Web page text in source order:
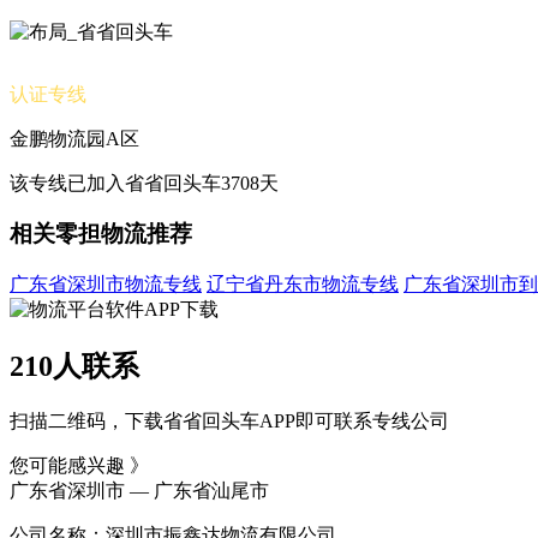
认证专线
金鹏物流园A区
该专线已加入省省回头车3708天
相关零担物流推荐
广东省深圳市物流专线 辽宁省丹东市物流专线 广东省深圳市
210人联系
扫描二维码，下载省省回头车APP即可联系专线公司
您可能感兴趣 》
广东省深圳市 — 广东省汕尾市